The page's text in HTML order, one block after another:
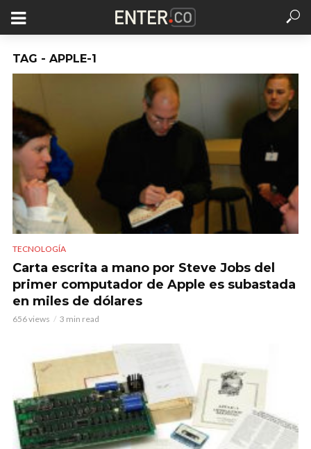
TAG - APPLE-1
TECNOLOGÍA
Carta escrita a mano por Steve Jobs del
primer computador de Apple es subastada
en miles de dólares
656 views 3 min read